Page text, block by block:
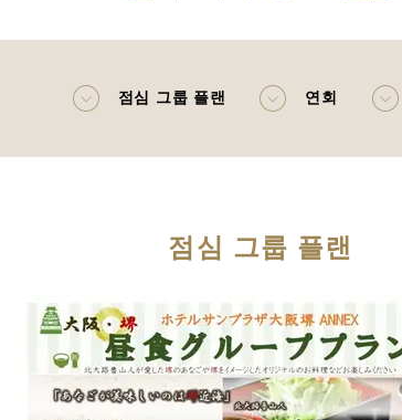
점심 그룹 플랜 연회
점심 그룹 플랜